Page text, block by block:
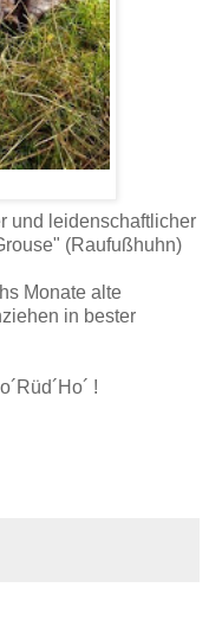
und leidenschaftlicher
(Raufußhuhn)
Monate alte
in bester
!